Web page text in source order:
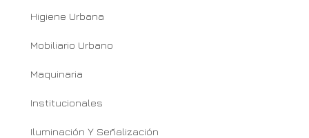
Higiene Urbana
Mobiliario Urbano
Maquinaria
Institucionales
Iluminación Y Señalización